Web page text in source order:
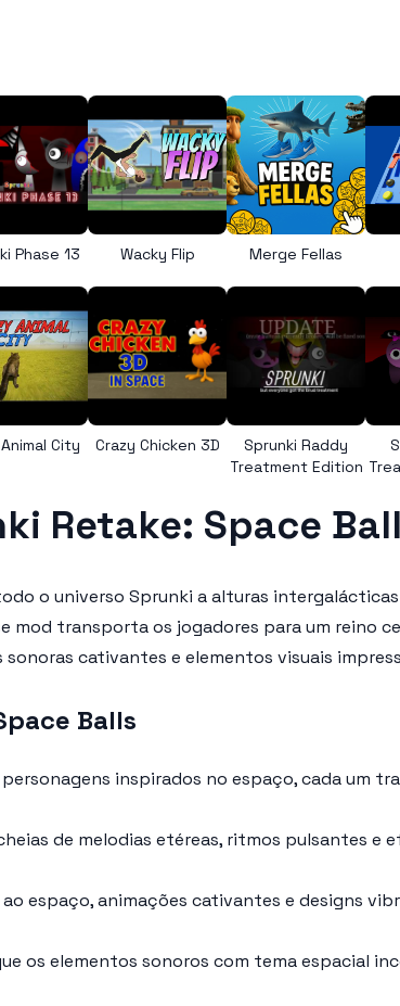
Phase 13 Wacky Flip Merge Fellas
City Crazy Chicken 3D
Sprunki Raddy
Treatment Edition
Retake: Space
o universo Sprunki a alturas
mod transporta os jogadores para um reino
cativantes e elementos visuais
Balls
inspirados no espaço, cada um
de melodias etéreas, ritmos pulsantes
espaço, animações cativantes e designs
os elementos sonoros com tema espacial